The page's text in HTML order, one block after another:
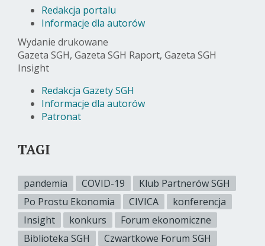
Redakcja portalu
Informacje dla autorów
Wydanie drukowane
Gazeta SGH, Gazeta SGH Raport, Gazeta SGH
Insight
Redakcja Gazety SGH
Informacje dla autorów
Patronat
TAGI
pandemia COVID-19
Klub Partnerów SGH
Po Prostu Ekonomia
CIVICA
konferencja
Insight
konkurs
Forum ekonomiczne
Biblioteka SGH
Czwartkowe Forum SGH